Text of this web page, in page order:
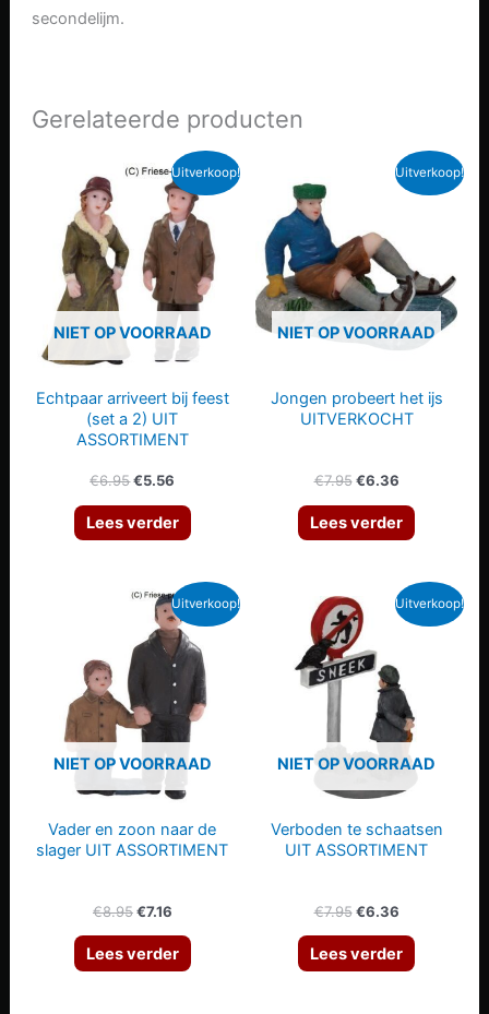
secondelijm.
Gerelateerde producten
Uitverkoop!
NIET OP VOORRAAD
Echtpaar arriveert bij feest
(set a 2) UIT
ASSORTIMENT
€6.95Oorspronkelijke
was:
€6.95.
€5.56
is:
€5.56.
Lees verder
Uitverkoop!
NIET OP VOORRAAD
Jongen probeert het ijs
UITVERKOCHT
€7.95 Oorspronkelijke
was:
€7.95.
€6.36Huidige
is:
€6.36.
Lees verder
Uitverkoop!
NIET OP VOORRAAD
Vader en zoon naar de
slager UIT ASSORTIMENT
€8.95Oorspronkelijke
was:
€8.95.
€7.16Huidige
is:
€7.16.
Lees verder
Uitverkoop!
NIET OP VOORRAAD
Verboden te schaatsen
UIT ASSORTIMENT
€7.95 Oorspronkelijke
was:
€7.95.
€6.36Huidige
is:
€6.36.
Lees verder